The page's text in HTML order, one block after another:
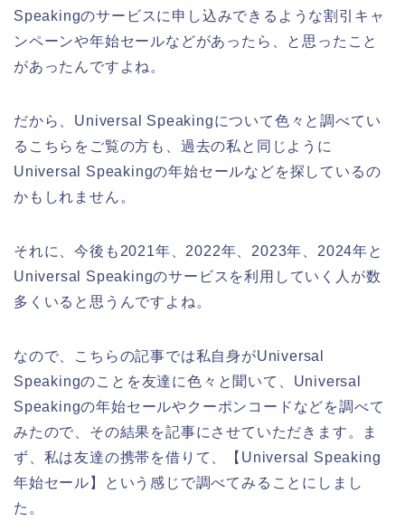
Speakingのサービスに申し込みできるような割引キャ
ンペーンや年始セールなどがあったら、と思ったこと
があったんですよね。
だから、Universal Speakingについて色々と調べてい
るこちらをご覧の方も、過去の私と同じように
Universal Speakingの年始セールなどを探しているの
かもしれません。
それに、今後も2021年、2022年、2023年、2024年と
Universal Speakingのサービスを利用していく人が数
多くいると思うんですよね。
なので、こちらの記事では私自身がUniversal
Speakingのことを友達に色々と聞いて、Universal
Speakingの年始セールやクーポンコードなどを調べて
みたので、その結果を記事にさせていただきます。ま
ず、私は友達の携帯を借りて、【Universal Speaking
年始セール】という感じで調べてみることにしまし
た。